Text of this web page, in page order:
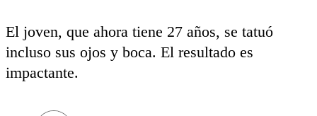
El joven, que ahora tiene 27 años, se tatuó
incluso sus ojos y boca. El resultado es
impactante.